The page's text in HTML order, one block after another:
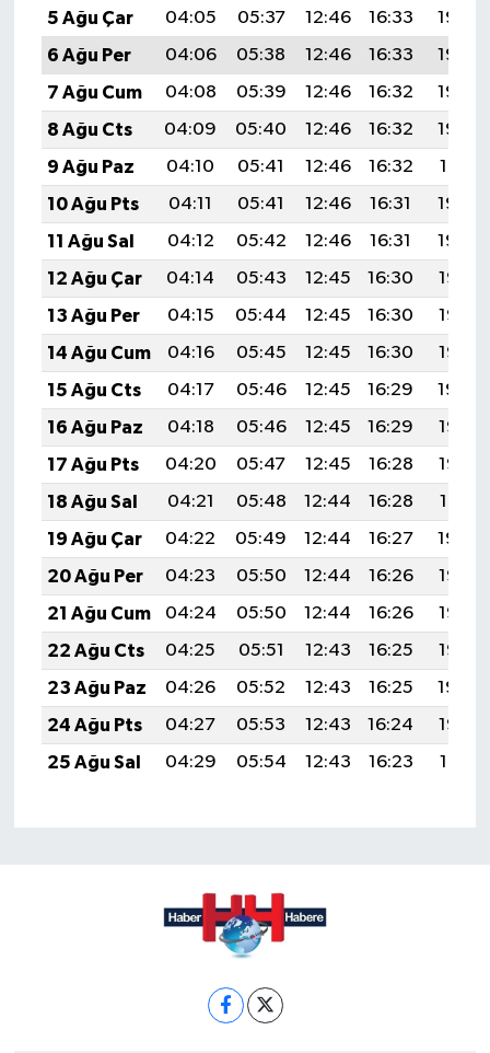
5 Ağu Çar
04:05 05:37 12:46 16:33
19:45
6 Ağu Per
04:06 05:38 12:46 16:33
19:44
7 Ağu Cum
04:08 05:39 12:46 16:32
19:43
8 Ağu Cts
04:09 05:40 12:46 16:32
19:42
9 Ağu Paz
04:10 05:41 12:46 16:32
19:41
10 Ağu Pts
04:11 05:41 12:46 16:31
19:40
11 Ağu Sal
04:12 05:42 12:46 16:31
19:39
12 Ağu Çar
04:14 05:43 12:45 16:30
19:38
13 Ağu Per
04:15 05:44 12:45 16:30
19:37
14 Ağu Cum
04:16 05:45 12:45 16:30
19:36
15 Ağu Cts
04:17 05:46 12:45 16:29
19:34
16 Ağu Paz
04:18 05:46 12:45 16:29
19:33
17 Ağu Pts
04:20 05:47 12:45 16:28
19:32
18 Ağu Sal
04:21 05:48 12:44 16:28
19:31
19 Ağu Çar
04:22 05:49 12:44 16:27
19:29
20 Ağu Per
04:23 05:50 12:44 16:26
19:28
21 Ağu Cum
04:24 05:50 12:44 16:26
19:27
22 Ağu Cts
04:25 05:51 12:43 16:25
19:25
23 Ağu Paz
04:26 05:52 12:43 16:25
19:24
24 Ağu Pts
04:27 05:53 12:43 16:24
19:23
25 Ağu Sal
04:29 05:54 12:43 16:23 19:21